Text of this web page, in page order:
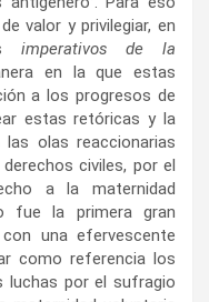
valor y privilegiar, en
imperativos de la
en la que estas
a los progresos de
estas retóricas y la
olas reaccionarias
civiles, por el
a la maternidad
fue la primera gran
una efervescente
como referencia los
luchas por el sufragio